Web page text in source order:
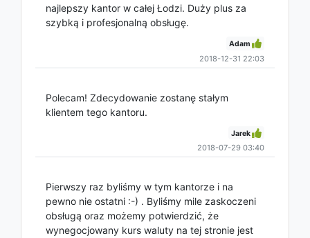
najlepszy kantor w całej Łodzi. Duży plus za
szybką i profesjonalną obsługę.
Adam
2018-12-31 22:03
Polecam! Zdecydowanie zostanę stałym
klientem tego kantoru.
Jarek
2018-07-29 03:40
Pierwszy raz byliśmy w tym kantorze i na
pewno nie ostatni :-) . Byliśmy mile zaskoczeni
obsługą oraz możemy potwierdzić, że
wynegocjowany kurs waluty na tej stronie jest